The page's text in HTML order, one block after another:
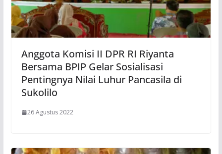
Anggota Komisi II DPR RI Riyanta
Bersama BPIP Gelar Sosialisasi
Pentingnya Nilai Luhur Pancasila di
Sukolilo
26 Agustus 2022